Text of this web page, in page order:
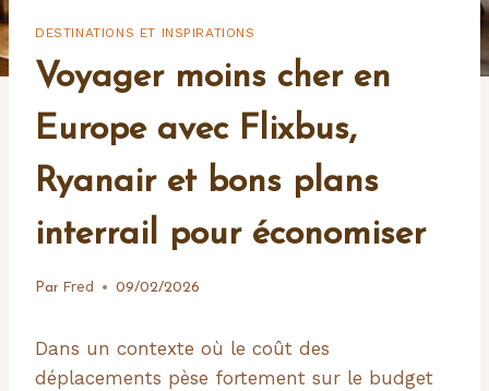
DESTINATIONS ET INSPIRATIONS
Voyager moins cher en
Europe avec Flixbus,
Ryanair et bons plans
interrail pour économiser
Par Fred 09/02/2026
Dans un contexte où le coût des
déplacements pèse fortement sur le budget